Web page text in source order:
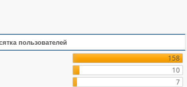
пользователей
158
10
7